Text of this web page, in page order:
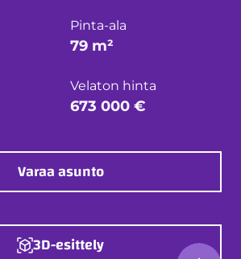
Pinta-ala
79 m²
Velaton hinta
673 000 €
Varaa asunto
3D-esittely